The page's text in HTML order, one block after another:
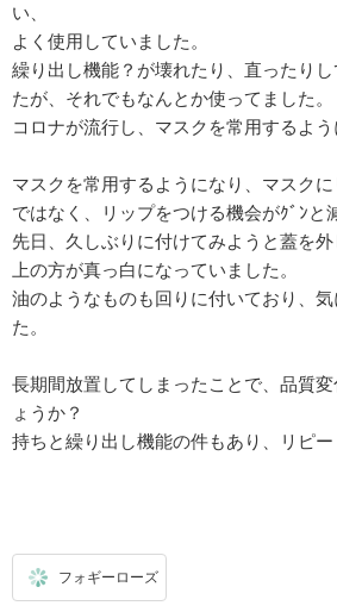
い、
よく使用していました。
繰り出し機能？が壊れたり、直ったり
たが、それでもなんとか使ってました。
コロナが流行し、マスクを常用するよう
マスクを常用するようになり、マスク
ではなく、リップをつける機会がｸﾞﾝと
先日、久しぶりに付けてみようと蓋を
上の方が真っ白になっていました。
油のようなものも回りに付いており、
た。
長期間放置してしまったことで、品質
ょうか？
持ちと繰り出し機能の件もあり、リピー
フォギーローズ